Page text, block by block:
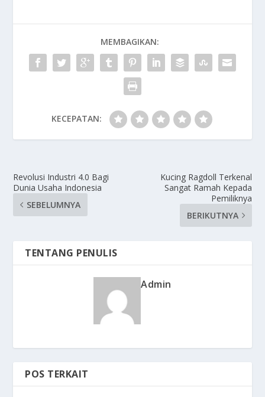
MEMBAGIKAN:
KECEPATAN:
Revolusi Industri 4.0 Bagi
Dunia Usaha Indonesia
SEBELUMNYA
Kucing Ragdoll Terkenal
Sangat Ramah Kepada
Pemiliknya
BERIKUTNYA
TENTANG PENULIS
Admin
POS TERKAIT